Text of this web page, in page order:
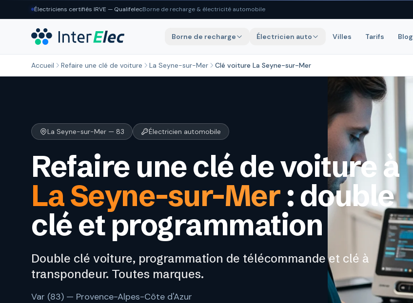
Aller au contenu principal
Électriciens certifiés IRVE — QualifelecBorne de recharge & électricité automobile
Borne de recharge Électricien auto Villes Tarifs Blog
Accueil Refaire une clé de voiture La Seyne-sur-Mer Clé voiture La Seyne-sur-Mer
La Seyne-sur-Mer — 83 Électricien automobile
Refaire une clé de voiture à
La Seyne-sur-Mer : double
clé et programmation
Double clé voiture, programmation de télécommande et clé à
transpondeur. Toutes marques.
Var (83) — Provence-Alpes-Côte d'Azur